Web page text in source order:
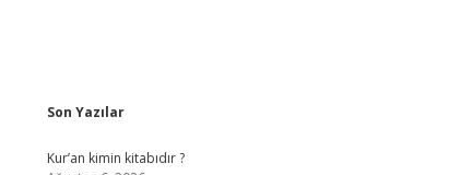
Sidebar
Son Yazılar
Kur’an kimin kitabıdır ?